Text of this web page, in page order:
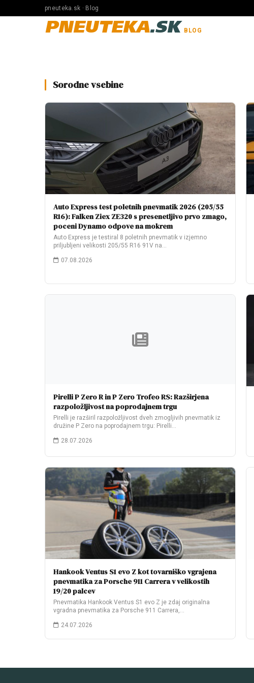
pneuteka.sk · Blog
PNEUTEKA.SK BLOG
Sorodne vsebine
Auto Express test poletnih pnevmatik 2026 (205/55
R16): Falken Ziex ZE320 s presenetljivo prvo zmago,
poceni Dynamo odpove na mokrem
Auto Express je testiral 8 poletnih pnevmatik v izjemno
priljubljeni velikosti 205/55 R16 91V na…
07.08.2026
Pirelli P Zero R in P Zero Trofeo RS: Razširjena
razpoložljivost na poprodajnem trgu
Pirelli je razširil razpoložljivost dveh zmogljivih pnevmatik iz
družine P Zero na poprodajnem trgu: Pirelli…
28.07.2026
Hankook Ventus S1 evo Z kot tovarniško vgrajena
pnevmatika za Porsche 911 Carrera v velikostih
19/20 palcev
Pnevmatika Hankook Ventus S1 evo Z je zdaj originalna
vgradna pnevmatika za Porsche 911 Carrera,…
24.07.2026